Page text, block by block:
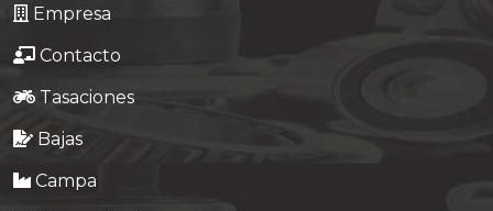
Empresa
Contacto
Tasaciones
Bajas
Campa